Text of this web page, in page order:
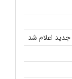
جدید اعلام شد